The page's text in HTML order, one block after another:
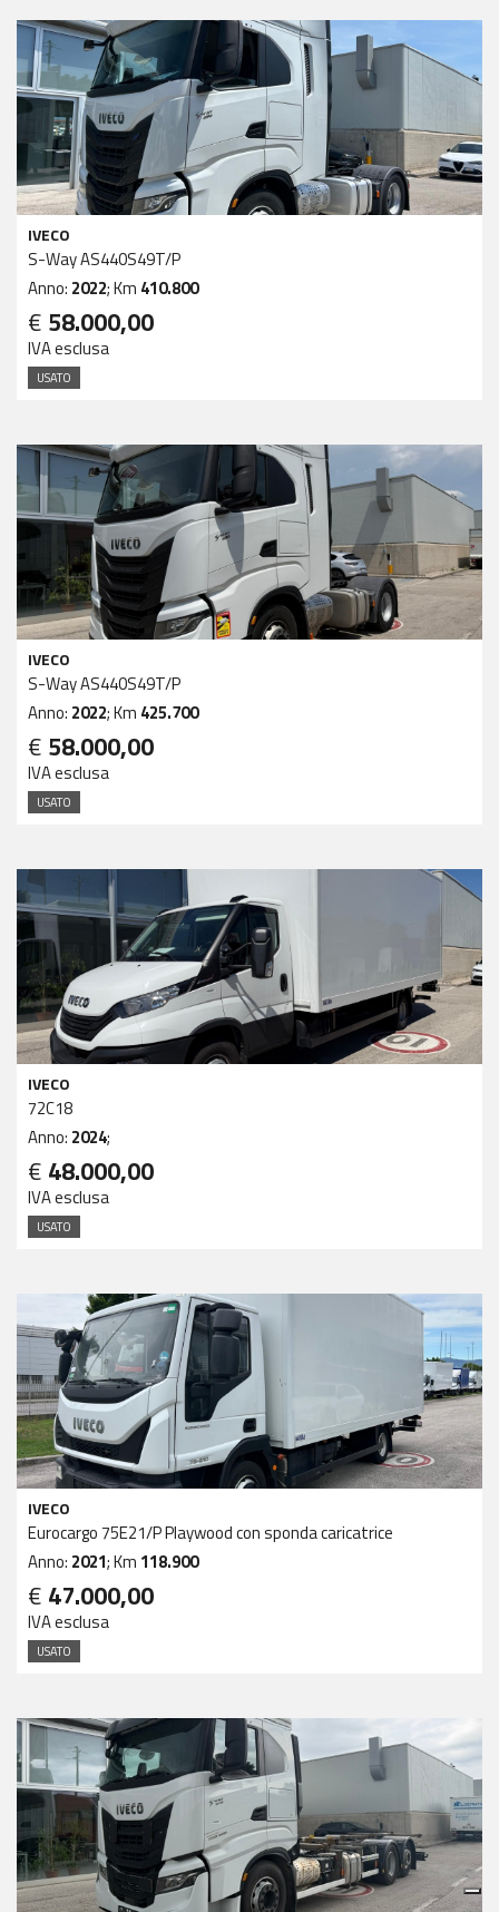
IVECO
S-Way AS440S49T/P
Anno: 2022; Km 410.800
€ 58.000,00
IVA esclusa
USATO
IVECO
S-Way AS440S49T/P
Anno: 2022; Km 425.700
€ 58.000,00
IVA esclusa
USATO
IVECO
72C18
Anno: 2024;
€ 48.000,00
IVA esclusa
USATO
IVECO
Eurocargo 75E21/P Playwood con sponda caricatrice
Anno: 2021; Km 118.900
€ 47.000,00
IVA esclusa
USATO